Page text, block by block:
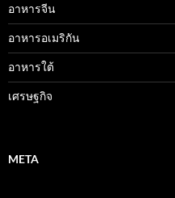
อาหารจีน
อาหารอเมริกัน
อาหารใต้
เศรษฐกิจ
META